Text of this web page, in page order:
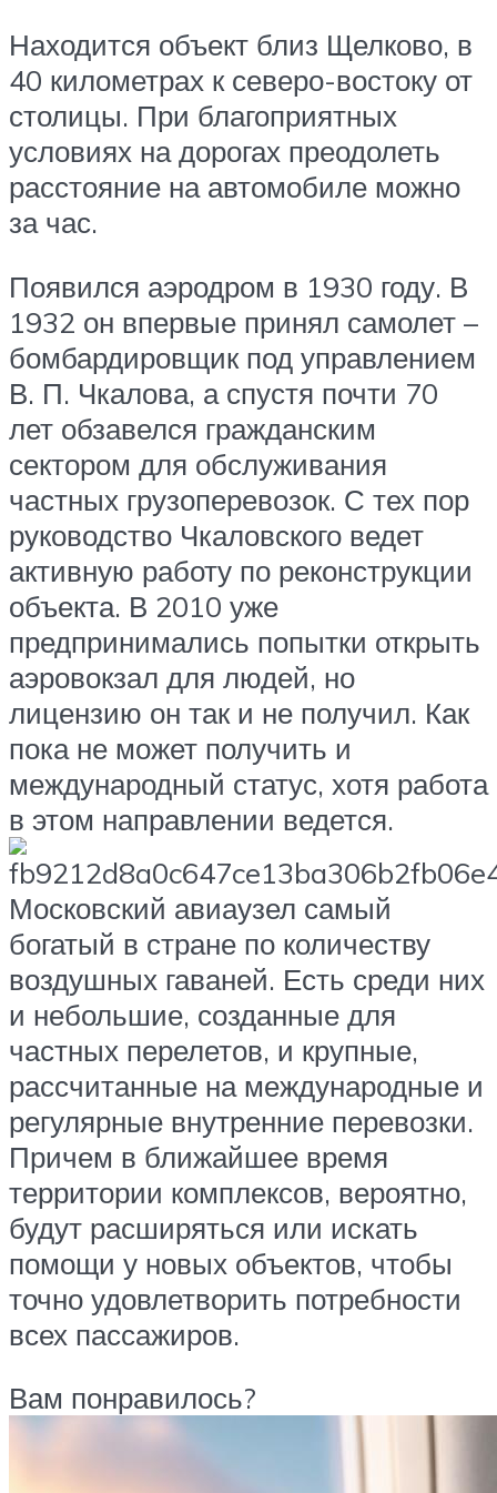
Находится объект близ Щелково, в
40 километрах к северо-востоку от
столицы. При благоприятных
условиях на дорогах преодолеть
расстояние на автомобиле можно
за час.
Появился аэродром в 1930 году. В
1932 он впервые принял самолет –
бомбардировщик под управлением
В. П. Чкалова, а спустя почти 70
лет обзавелся гражданским
сектором для обслуживания
частных грузоперевозок. С тех пор
руководство Чкаловского ведет
активную работу по реконструкции
объекта. В 2010 уже
предпринимались попытки открыть
аэровокзал для людей, но
лицензию он так и не получил. Как
пока не может получить и
международный статус, хотя работа
в этом направлении ведется.
Московский авиаузел самый
богатый в стране по количеству
воздушных гаваней. Есть среди них
и небольшие, созданные для
частных перелетов, и крупные,
рассчитанные на международные и
регулярные внутренние перевозки.
Причем в ближайшее время
территории комплексов, вероятно,
будут расширяться или искать
помощи у новых объектов, чтобы
точно удовлетворить потребности
всех пассажиров.
Вам понравилось?